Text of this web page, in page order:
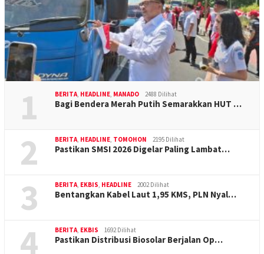
1 BERITA, HEADLINE, MANADO 2488 Dilihat
Bagi Bendera Merah Putih Semarakkan HUT …
2 BERITA, HEADLINE, TOMOHON 2195 Dilihat
Pastikan SMSI 2026 Digelar Paling Lambat…
3 BERITA, EKBIS, HEADLINE 2002 Dilihat
Bentangkan Kabel Laut 1,95 KMS, PLN Nyal…
4 BERITA, EKBIS 1692 Dilihat
Pastikan Distribusi Biosolar Berjalan Op…